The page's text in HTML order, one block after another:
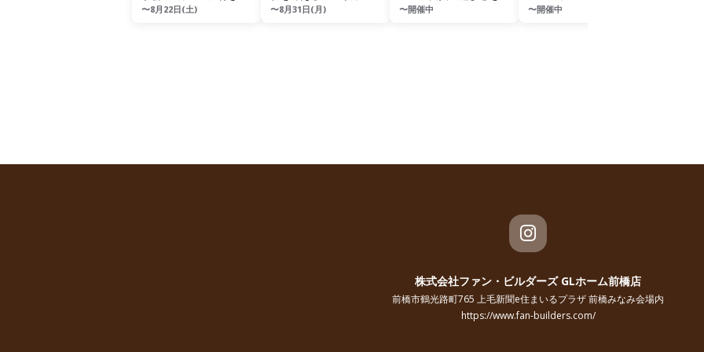
の平屋アメリカンハウス
〜8月22日(土)
暮らし相談会
〜8月31日(月)
き放つ家づくり相談会
〜開催中
ルハウス
〜開催中
株式会社ファン・ビルダーズ GLホーム前橋店
前橋市鶴光路町765 上毛新聞e住まいるプラザ 前橋みなみ会場内
https://www.fan-builders.com/